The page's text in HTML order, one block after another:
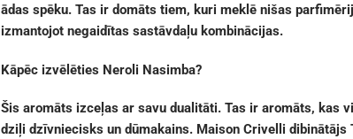
ādas spēku. Tas ir domāts tiem, kuri meklē nišas
izmantojot negaidītas sastāvdaļu kombinācijas.
Kāpēc izvēlēties Neroli Nasimba?
Šis aromāts izceļas ar savu dualitāti. Tas ir aromāts, kas
dziļi dzīvniecisks un dūmakains. Maison Crivelli